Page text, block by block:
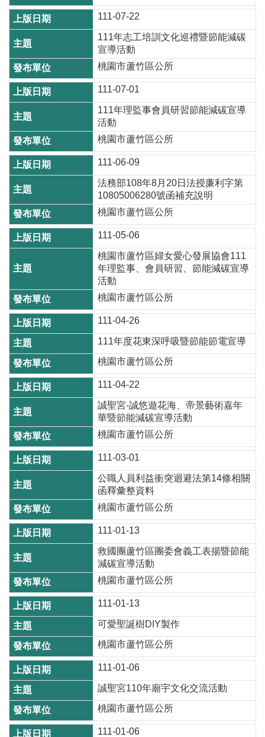
便
民
資
訊
機
關
通
訊
錄
相
關
資
回
首
站
導
覽
市
政
信
箱
常
見
問
題
桃
市
政
府
E
n
g
l
s
h
隱
私
權
政
策
111-07-22
111年志工培訓文化巡禮暨節能減碳
宣導活動
桃園市蘆竹區公所
111-07-01
111年理監事會員研習節能減碳宣導
活動
桃園市蘆竹區公所
111-06-09
法務部108年8月20日法授廉利字第
10805006280號函補充說明
桃園市蘆竹區公所
111-05-06
桃園市蘆竹區婦女愛心發展協會111
年理監事、會員研習、節能減碳宣導
活動
桃園市蘆竹區公所
111-04-26
111年度花東深呼吸暨節能節電宣導
桃園市蘆竹區公所
111-04-22
誠聖宮-誠悠遊花海、帝景藝術嘉年
華暨節能減碳宣導活動
桃園市蘆竹區公所
111-03-01
公職人員利益衝突迴避法第14條相關
函釋彙整資料
桃園市蘆竹區公所
111-01-13
救國團蘆竹區團委會義工表揚暨節能
減碳宣導活動
桃園市蘆竹區公所
111-01-13
可愛聖誕樹DIY製作
桃園市蘆竹區公所
111-01-06
誠聖宮110年廟宇文化交流活動
桃園市蘆竹區公所
111-01-06